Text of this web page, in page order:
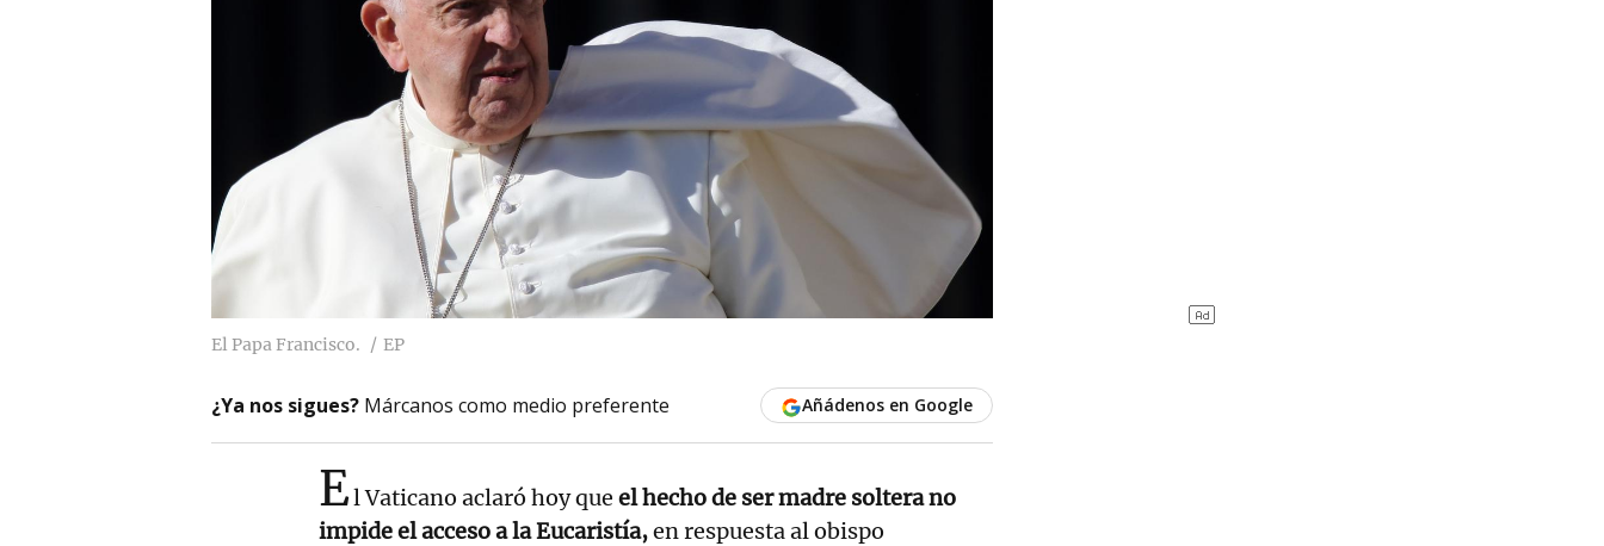
El Papa Francisco. EP
¿Ya nos sigues? Márcanos como medio preferente Añádenos en Google
El Vaticano aclaró hoy que el hecho de ser madre soltera no
impide el acceso a la Eucaristía,en respuesta al obispo